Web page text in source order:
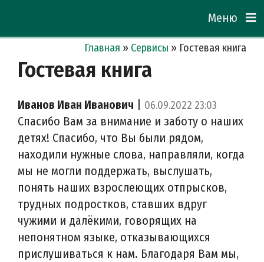
Меню
Главная » Сервисы » Гостевая книга
Гостевая книга
Иванов Иван Иванович 06.09.2022 23:03
Спасибо Вам за внимание и заботу о наших
детях! Спасибо, что Вы были рядом,
находили нужные слова, направляли, когда
мы не могли поддержать, выслушать,
понять наших взрослеющих отпрысков,
трудных подростков, ставших вдруг
чужими и далёкими, говорящих на
непонятном языке, отказывающихся
прислушиваться к нам. Благодаря Вам мы,